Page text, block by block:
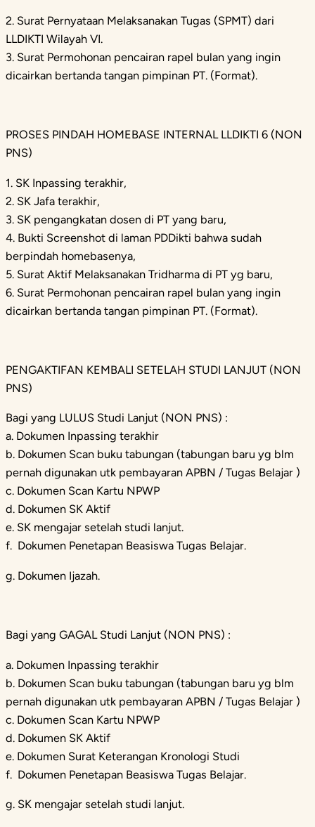
2. Surat Pernyataan Melaksanakan Tugas (SPMT) dari
LLDIKTI Wilayah VI.
3. Surat Permohonan pencairan rapel bulan yang ingin
dicairkan bertanda tangan pimpinan PT. (Format).
PROSES PINDAH HOMEBASE INTERNAL LLDIKTI 6 (NON
PNS)
1. SK Inpassing terakhir,
2. SK Jafa terakhir,
3. SK pengangkatan dosen di PT yang baru,
4. Bukti Screenshot di laman PDDikti bahwa sudah
berpindah homebasenya,
5. Surat Aktif Melaksanakan Tridharma di PT yg baru,
6. Surat Permohonan pencairan rapel bulan yang ingin
dicairkan bertanda tangan pimpinan PT. (Format).
PENGAKTIFAN KEMBALI SETELAH STUDI LANJUT (NON
PNS)
Bagi yang LULUS Studi Lanjut (NON PNS) :
a. Dokumen Inpassing terakhir
b. Dokumen Scan buku tabungan (tabungan baru yg blm
pernah digunakan utk pembayaran APBN / Tugas Belajar )
c. Dokumen Scan Kartu NPWP
d. Dokumen SK Aktif
e. SK mengajar setelah studi lanjut.
f. Dokumen Penetapan Beasiswa Tugas Belajar.
g. Dokumen Ijazah.
Bagi yang GAGAL Studi Lanjut (NON PNS) :
a. Dokumen Inpassing terakhir
b. Dokumen Scan buku tabungan (tabungan baru yg blm
pernah digunakan utk pembayaran APBN / Tugas Belajar )
c. Dokumen Scan Kartu NPWP
d. Dokumen SK Aktif
e. Dokumen Surat Keterangan Kronologi Studi
f. Dokumen Penetapan Beasiswa Tugas Belajar.
g. SK mengajar setelah studi lanjut.